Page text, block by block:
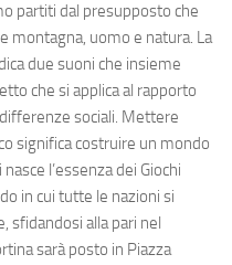
partiti dal presupposto che
montagna, uomo e natura. La
due suoni che insieme
che si applica al rapporto
sociali. Mettere
significa costruire un mondo
l’essenza dei Giochi
in cui tutte le nazioni si
sfidandosi alla pari nel
sarà posto in Piazza